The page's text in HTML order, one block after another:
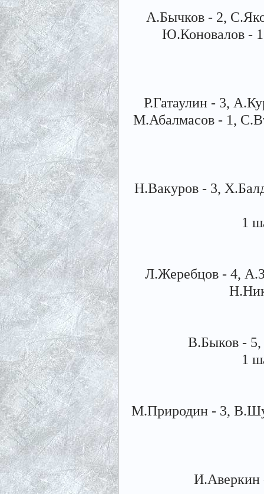
А.Бычков - 2,
Ю.Коновалов -
Р.Гатаулин - 3,
М.Абалмасов - 1,
Н.Вакуров - 3,
1
Л.Жеребцов - 4,
В.Быков -
1
М.Природин - 3,
И.Аверкин